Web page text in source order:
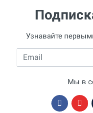
Узнавайте
Email
Мы в